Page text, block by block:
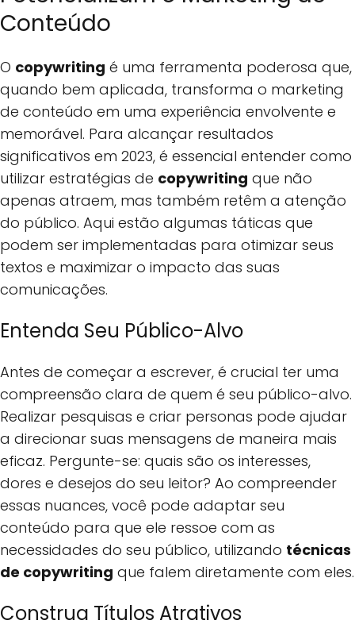
Conteúdo
O copywriting é uma ferramenta poderosa que,
quando bem aplicada, transforma o marketing
de conteúdo em uma experiência envolvente e
memorável. Para alcançar resultados
significativos em 2023, é essencial entender como
utilizar estratégias de copywriting que não
apenas atraem, mas também retêm a atenção
do público. Aqui estão algumas táticas que
podem ser implementadas para otimizar seus
textos e maximizar o impacto das suas
comunicações.
Entenda Seu Público-Alvo
Antes de começar a escrever, é crucial ter uma
compreensão clara de quem é seu público-alvo.
Realizar pesquisas e criar personas pode ajudar
a direcionar suas mensagens de maneira mais
eficaz. Pergunte-se: quais são os interesses,
dores e desejos do seu leitor? Ao compreender
essas nuances, você pode adaptar seu
conteúdo para que ele ressoe com as
necessidades do seu público, utilizando técnicas
de copywriting que falem diretamente com eles.
Construa Títulos Atrativos